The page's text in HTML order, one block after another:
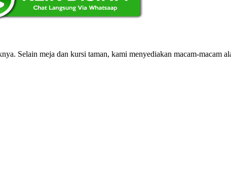
Selain meja dan kursi taman, kami menyediakan macam-macam